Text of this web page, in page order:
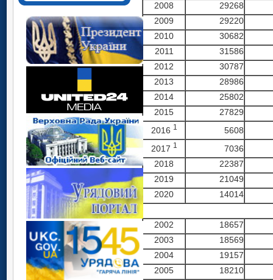
2008
29268
2009
29220
2010
30682
2011
31586
2012
30787
2013
28986
2014
25802
2015
27829
2016 1
5608
2017 1
7036
2018
22387
2019
21049
2020
14014
2002
18657
2003
18569
2004
19157
2005
18210